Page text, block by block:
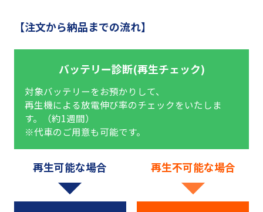
【注文から納品までの流れ】
バッテリー診断(再生チェック)
対象バッテリーをお預かりして、
再生機による放電伸び率のチェックをいたしま
す。（約1週間）
※代車のご用意も可能です。
再生可能な場合 再生不可能な場合